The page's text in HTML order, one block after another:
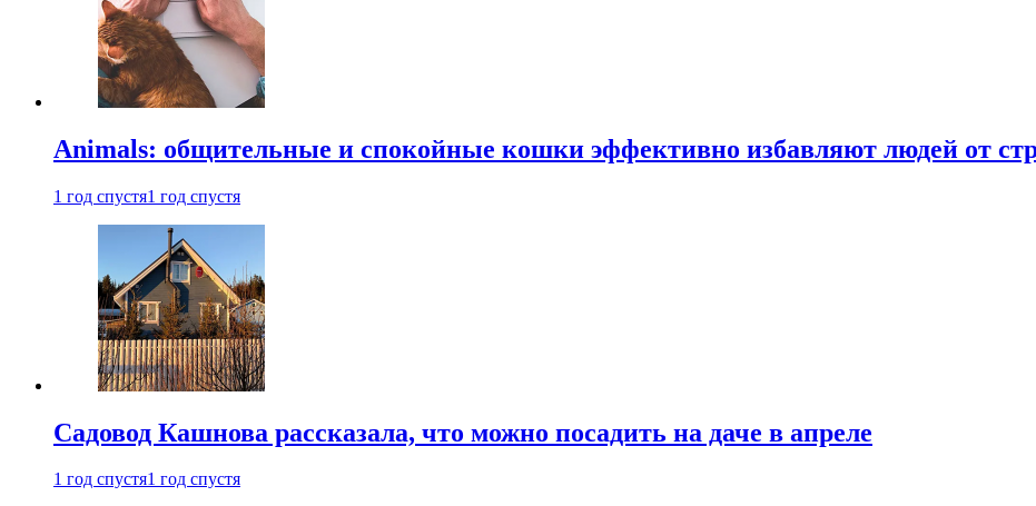
Animals: общительные и спокойные кошки эффективно избавляют людей от
1 год спустя1 год спустя
Садовод Кашнова рассказала, что можно посадить на даче в апреле
1 год спустя1 год спустя